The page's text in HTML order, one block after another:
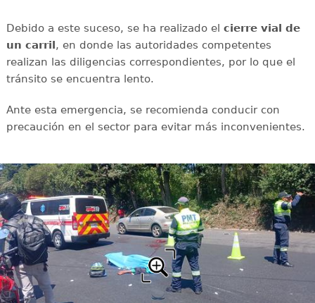
Debido a este suceso, se ha realizado el cierre vial de
un carril, en donde las autoridades competentes
realizan las diligencias correspondientes, por lo que el
tránsito se encuentra lento.
Ante esta emergencia, se recomienda conducir con
precaución en el sector para evitar más inconvenientes.